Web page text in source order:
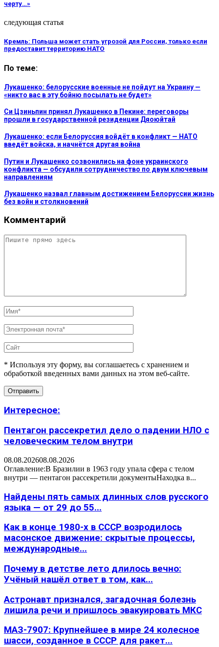
черту…»
следующая статья
Кремль: Польша может стать угрозой для России, только если
предоставит территорию НАТО
По теме:
Лукашенко: белорусские военные не пойдут на Украину —
«никто вас в эту бойню посылать не будет»
Си Цзиньпин принял Лукашенко в Пекине: переговоры
прошли в государственной резиденции Дяоюйтай
Лукашенко: если Белоруссия войдёт в конфликт — НАТО
введёт войска, и начнётся другая война
Путин и Лукашенко созвонились на фоне украинского
конфликта — обсудили сотрудничество по двум ключевым
направлениям
Лукашенко назвал главным достижением Белоруссии жизнь
без войн и столкновений
Комментарий
* Используя эту форму, вы соглашаетесь с хранением и
обработкой введенных вами данных на этом веб-сайте.
Интересное:
Пентагон рассекретил дело о падении НЛО с
человеческим телом внутри
08.08.202608.08.2026
Оглавление:В Бразилии в 1963 году упала сфера с телом
внутри — пентагон рассекретили документыНаходка в...
Найдены пять самых длинных слов русского
языка — от 29 до 55...
Как в конце 1980-х в СССР возродилось
масонское движение: скрытые процессы,
международные...
Почему в детстве лето длилось вечно:
Учёный нашёл ответ в том, как...
Астронавт признался, загадочная болезнь
лишила речи и пришлось эвакуировать МКС
МАЗ-7907: Крупнейшее в мире 24 колесное
шасси, созданное в СССР для ракет...